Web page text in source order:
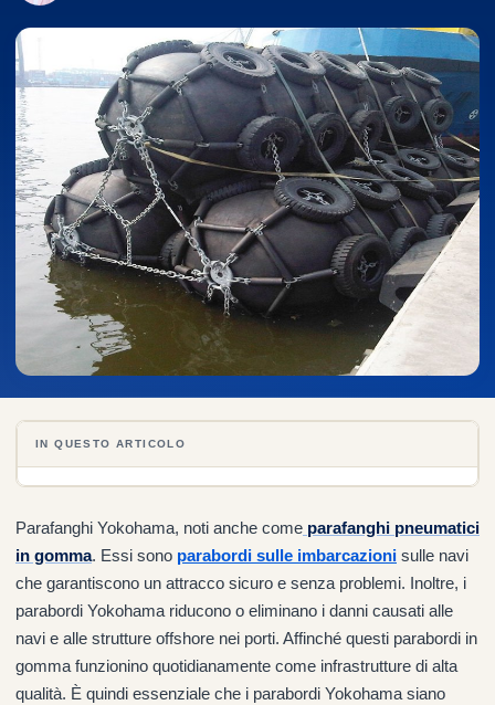
IN QUESTO ARTICOLO
Parafanghi Yokohama, noti anche come parafanghi pneumatici
in gomma. Essi sono parabordi sulle imbarcazioni sulle navi
che garantiscono un attracco sicuro e senza problemi. Inoltre, i
parabordi Yokohama riducono o eliminano i danni causati alle
navi e alle strutture offshore nei porti. Affinché questi parabordi in
gomma funzionino quotidianamente come infrastrutture di alta
qualità. È quindi essenziale che i parabordi Yokohama siano